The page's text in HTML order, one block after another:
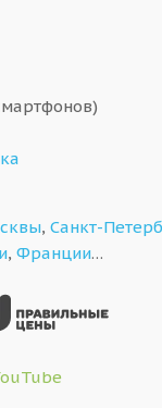
, Санкт-
, Франции…